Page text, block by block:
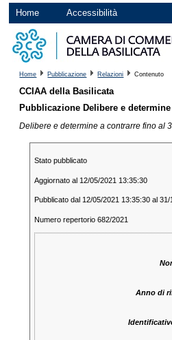
Home Accessibilità
Home Pubblicazione Relazioni Contenuto
CCIAA della Basilicata
Pubblicazione Delibere e
Delibere e determine a contrarre fino al
Stato pubblicato
Aggiornato al 12/05/2021 13:35:30
Pubblicato dal 12/05/2021 13:35:30 al
Numero repertorio 682/2021
Anno di